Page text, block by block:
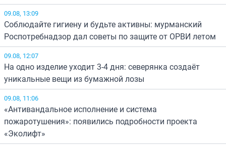
09.08, 13:09
Соблюдайте гигиену и будьте активны: мурманский
Роспотребнадзор дал советы по защите от ОРВИ летом
09.08, 12:07
На одно изделие уходит 3-4 дня: северянка создаёт
уникальные вещи из бумажной лозы
09.08, 11:06
«Антивандальное исполнение и система
пожаротушения»: появились подробности проекта
«Эколифт»